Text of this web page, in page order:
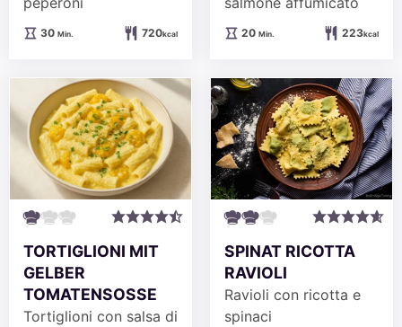
30Minuten
Min. 720kcal 20Minuten
Min. 223kcal
TORTIGLIONI MIT
GELBER
TOMATENSOSSE
Tortiglioni con salsa di
SPINAT RICOTTA
RAVIOLI
Ravioli con ricotta e
spinaci